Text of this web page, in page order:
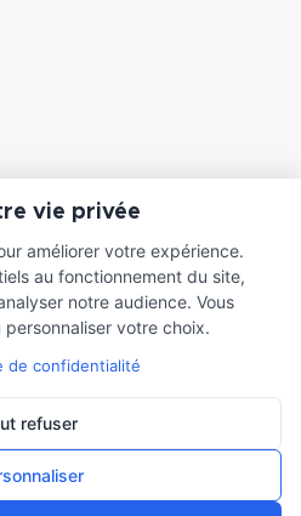
vie privée
améliorer votre expérience.
au fonctionnement du site,
notre audience. Vous
votre choix.
de confidentialité
refuser